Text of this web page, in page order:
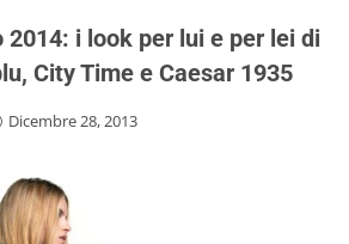
2014: i look per lui e per lei di
City Time e Caesar 1935
Dicembre 28, 2013